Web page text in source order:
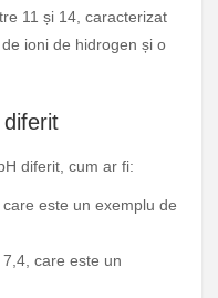
11 și 14, caracterizat
ioni de hidrogen și o
diferit, cum ar fi:
care este un exemplu de
7,4, care este un